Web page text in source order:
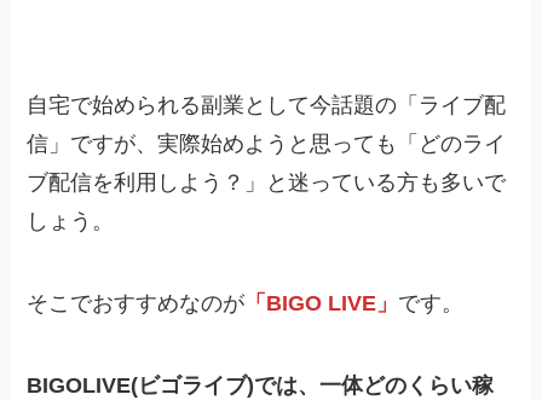
自宅で始められる副業として今話題の「ライブ配
信」ですが、実際始めようと思っても「どのライ
ブ配信を利用しよう？」と迷っている方も多いで
しょう。
そこでおすすめなのが 「BIGO LIVE」 です。
BIGOLIVE(ビゴライブ)では、一体どのくらい稼